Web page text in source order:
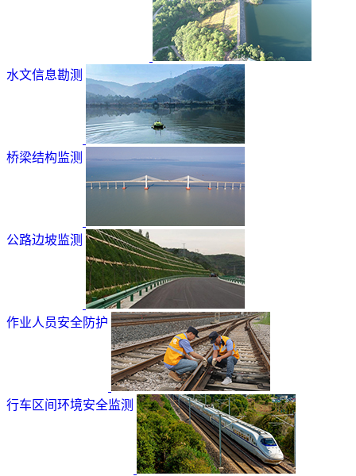
水文信息勘测
桥梁结构监测
公路边坡监测
作业人员安全防护
行车区间环境安全监测